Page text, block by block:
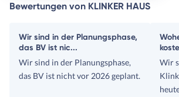
Bewertungen von KLINKER HAUS
Wir sind in der Planungsphase,
das BV ist nic...
Wir sind in der Planungsphase,
das BV ist nicht vor 2026 geplant.
Wir